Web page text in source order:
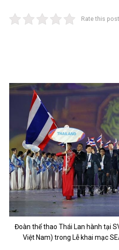
Rate this post
Đoàn thể thao Thái Lan hành tại
Việt Nam) trong Lễ khai mạc